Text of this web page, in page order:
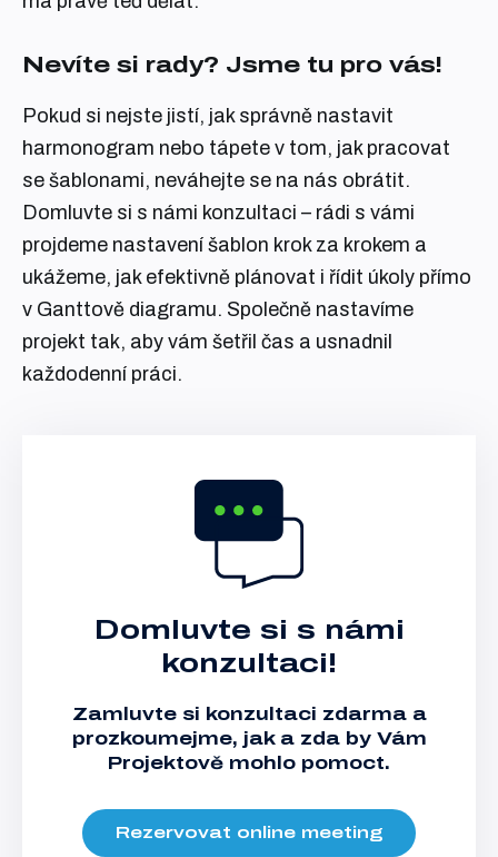
Nevíte si rady? Jsme tu pro vás!
Pokud si nejste jistí, jak správně nastavit
harmonogram nebo tápete v tom, jak pracovat
se šablonami, neváhejte se na nás obrátit.
Domluvte si s námi konzultaci – rádi s vámi
projdeme nastavení šablon krok za krokem a
ukážeme, jak efektivně plánovat i řídit úkoly přímo
v Ganttově diagramu. Společně nastavíme
projekt tak, aby vám šetřil čas a usnadnil
každodenní práci.
Domluvte si s námi
konzultaci!
Zamluvte si konzultaci zdarma a
prozkoumejme, jak a zda by Vám
Projektově mohlo pomoct.
Rezervovat online meeting